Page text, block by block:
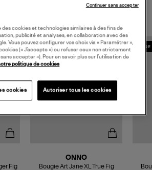
Fig
MADE IN EUROPE
ONNO
Bougie Art Jane XL True Fig
des cookies et technologies similaires à des fins de
publicité et analyses, en collaboration avec des
Vous pouvez configurer vos choix via « Paramétrer »,
(« J’accepte ») ou refuser ceux non strictement
accepter »). Pour en savoir plus sur l’utilisation de
politique de cookies
cookies Autoriser tous les cookies
Continuer sans accepter